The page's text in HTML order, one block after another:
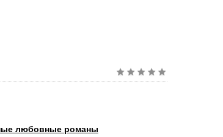
любовные романы